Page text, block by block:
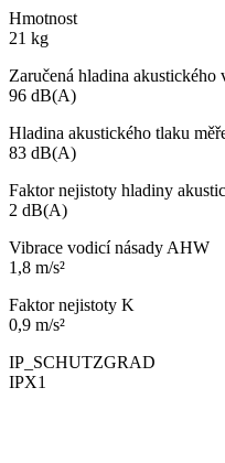
Hmotnost
21 kg
Zaručená hladina
96 dB(A)
Hladina akustického tlaku
83 dB(A)
Faktor nejistoty hladiny
2 dB(A)
Vibrace vodicí násady AHW
1,8 m/s²
Faktor nejistoty K
0,9 m/s²
IP_SCHUTZGRAD
IPX1